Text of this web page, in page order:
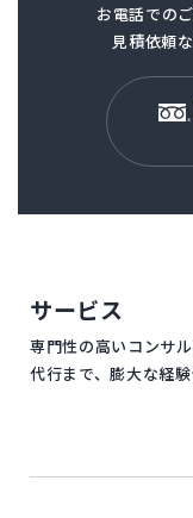
お電話での
見積依頼
サービス
専門性の高いコンサ
代行まで、膨大な経